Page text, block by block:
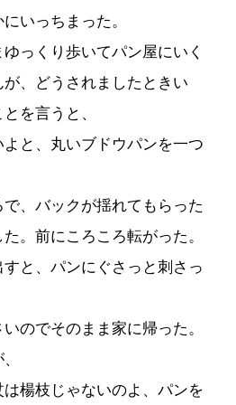
いっちまった。
っくり歩いてパン屋にいく
、どうされましたときい
を言うと、
と、丸いブドウパンを一つ
、バックが揺れてもらった
。前にころころ転がった。
と、パンにぐさっと刺さっ
のでそのまま家に帰った。
は楊枝じゃないのよ、パンを